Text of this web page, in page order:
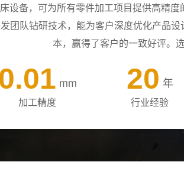
设备，可为所有零件加工项目提供高精
团队钻研技术，能为客户深度优化产品
本，赢得了客户的一致好评。
0.01 mm
加工精度
20 年
行业经验